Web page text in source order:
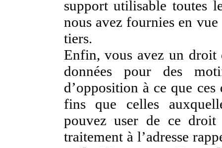
support utilisable toutes
nous avez fournies en
tiers.
Enfin, vous avez un droit
données pour des
d’opposition à ce que ces
fins que celles
pouvez user de ce droit
traitement à l’adresse